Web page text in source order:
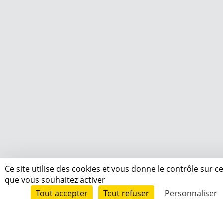
Ce site utilise des cookies et vous donne le contrôle sur
que vous souhaitez activer
Tout accepter
Tout refuser Personnaliser